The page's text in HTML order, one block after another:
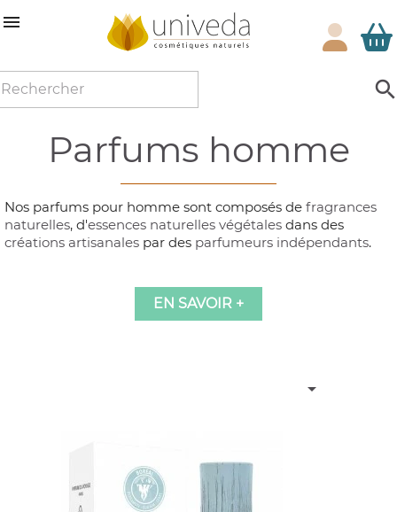

parfums homme
Nos parfums pour homme sont composés de fragrances
naturelles, d'essences naturelles végétales dans des
créations artisanales par des parfumeurs indépendants.
EN SAVOIR +
